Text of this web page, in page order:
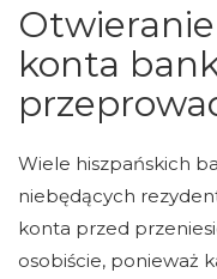
konta
Wiele hiszpańskich
niebędących
konta przed
osobiście, ponieważ